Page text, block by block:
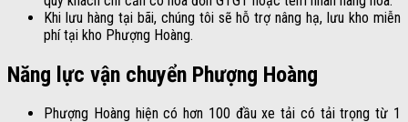
Khi lưu hàng tại bãi, chúng tôi sẽ hỗ trợ nâng hạ, lưu kho miễn
phí tại kho Phượng Hoàng.
Năng lực vận chuyển Phượng Hoàng
Phượng Hoàng hiện có hơn 100 đầu xe tải có tải trọng từ 1